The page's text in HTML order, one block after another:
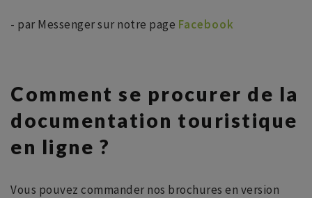
- par Messenger sur notre page Facebook
Comment se procurer de la
documentation touristique
en ligne ?
Vous pouvez commander nos brochures en version